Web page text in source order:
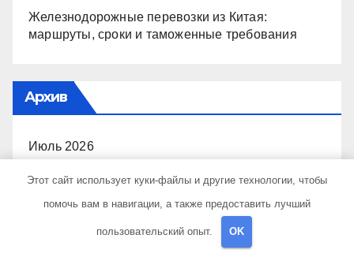
Железнодорожные перевозки из Китая:
маршруты, сроки и таможенные требования
Архив
Июль 2026
Июнь 2026
Этот сайт использует куки-файлы и другие технологии, чтобы
помочь вам в навигации, а также предоставить лучший
пользовательский опыт. OK